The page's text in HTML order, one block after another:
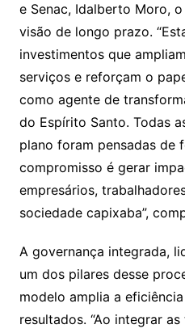
e Senac, Idalberto Moro,
visão de longo prazo.
investimentos que
serviços e reforçam o
como agente de
do Espírito Santo. Todas
plano foram pensadas de
compromisso é gerar
empresários,
sociedade capixaba”,
A governança integrada,
um dos pilares desse
modelo amplia a
resultados. “Ao integrar